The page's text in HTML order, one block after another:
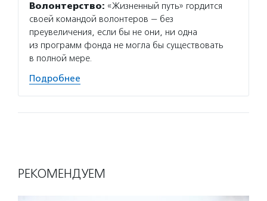
Волонтерство: «Жизненный путь» гордится
своей командой волонтеров — без
преувеличения, если бы не они, ни одна
из программ фонда не могла бы существовать
в полной мере.
Подробнее
РЕКОМЕНДУЕМ